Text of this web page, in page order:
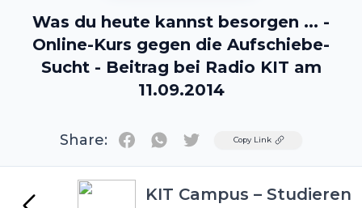
Was du heute kannst besorgen ... -
Online-Kurs gegen die Aufschiebe-
Sucht - Beitrag bei Radio KIT am
11.09.2014
Share: TwitterCopy Link
KIT Campus – Studieren